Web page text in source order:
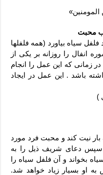
المومنین»
محبت
سیاه بیاورد (همه فلفلها
انفال را روزانه بر یکی از
در زمانی که این عمل را انجام
باشد . این عمل در ایجاد
)
بار نیت کند و محبت فرد مورد
سپس دعای شریف ذیل را به
فلفل سیاه بخواند و آن فلفل سیاه را
او بسیار زیاد خواهد شد.